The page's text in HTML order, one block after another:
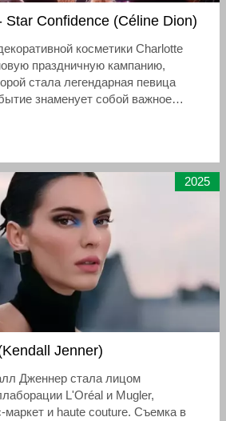
Star Confidence (Céline Dion)
косметики Charlotte
праздничную кампанию,
стала легендарная певица
знаменует собой важное
2025
Jenner)
Дженнер стала лицом
L'Oréal и Mugler,
и haute couture. Съемка в